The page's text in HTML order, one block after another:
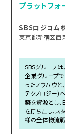
プラットフォ
SBSロジコム
東京都新宿区西
SBSグループ
企業グループ
ったノウハウと
テクノロジー)
築を資源とし
を打ち出し、ス
様の全体物流